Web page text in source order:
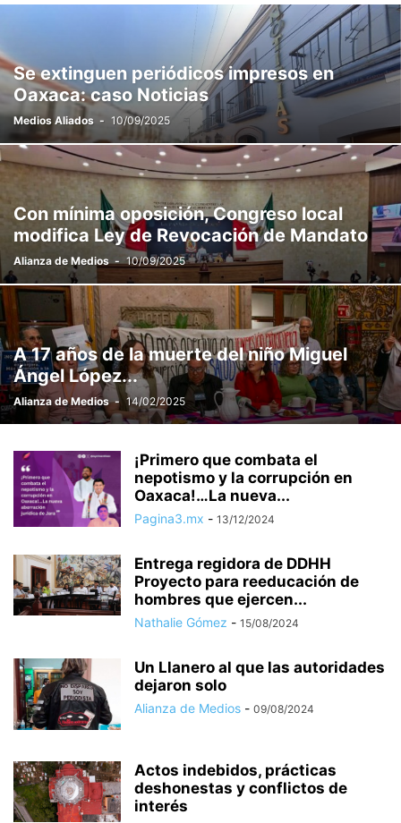
Se extinguen periódicos impresos en
Oaxaca: caso Noticias
Medios Aliados - 10/09/2025
Con mínima oposición, Congreso local
modifica Ley de Revocación de Mandato
Alianza de Medios - 10/09/2025
A 17 años de la muerte del niño Miguel
Ángel López...
Alianza de Medios - 14/02/2025
¡Primero que combata el
nepotismo y la corrupción en
Oaxaca!…La nueva...
Pagina3.mx - 13/12/2024
Entrega regidora de DDHH
Proyecto para reeducación de
hombres que ejercen...
Nathalie Gómez - 15/08/2024
Un Llanero al que las autoridades
dejaron solo
Alianza de Medios - 09/08/2024
Actos indebidos, prácticas
deshonestas y conflictos de
interés